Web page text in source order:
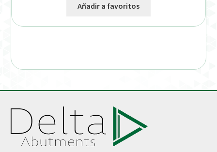
Añadir a favoritos